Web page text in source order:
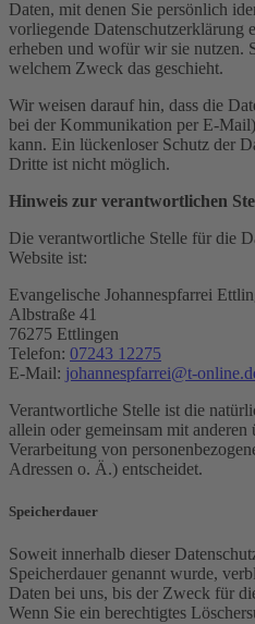
Daten, mit denen Sie persönlich
vorliegende Datenschutzerklärung
erheben und wofür wir sie nutzen.
welchem Zweck das geschieht.
Wir weisen darauf hin, dass die
bei der Kommunikation per E-
kann. Ein lückenloser Schutz der
Dritte ist nicht möglich.
Hinweis zur verantwortlichen
Die verantwortliche Stelle für die
Website ist:
Evangelische Johannespfarrei
Albstraße 41
76275 Ettlingen
Telefon: 07243 12275
E-Mail: johannespfarrei@t-
Verantwortliche Stelle ist die
allein oder gemeinsam mit
Verarbeitung von
Adressen o. Ä.) entscheidet.
Speicherdauer
Soweit innerhalb dieser
Speicherdauer genannt wurde,
Daten bei uns, bis der Zweck für
Wenn Sie ein berechtigtes